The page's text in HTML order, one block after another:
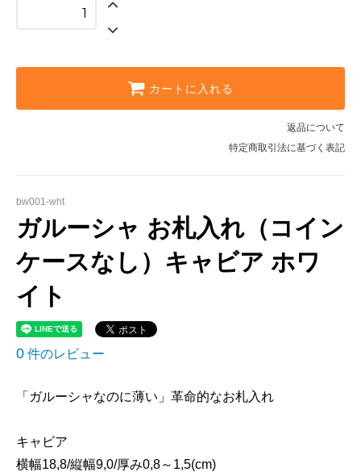
カートに入れる
返品について
特定商取引法に基づく表記
bw001-wht
ガルーシャ お札入れ（コイン
ケースなし）キャビア ホワ
イト
0 件のレビュー
「ガルーシャなのに薄い」革命的なお札入れ
キャビア
横幅18,8/縦幅9,0/厚み0,8～1,5(cm)